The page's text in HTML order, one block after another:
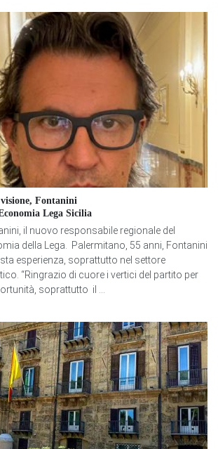
Fontanini
Lega Sicilia
il nuovo responsabile regionale del
della Lega. Palermitano, 55 anni, Fontanini
esperienza, soprattutto nel settore
“Ringrazio di cuore i vertici del partito per
soprattutto il ...